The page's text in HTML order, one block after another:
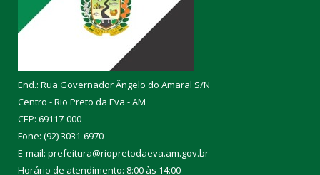
End.: Rua Governador Ângelo do Amaral S/N
Centro - Rio Preto da Eva - AM
CEP: 69117-000
Fone: (92) 3031-6970
E-mail: prefeitura@riopretodaeva.am.gov.br
Horário de atendimento: 8:00 às 14:00